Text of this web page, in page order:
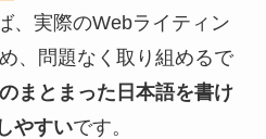
、実際のWebライティン
、問題なく取り組めるで
まとまった日本語を書け
やすいです。